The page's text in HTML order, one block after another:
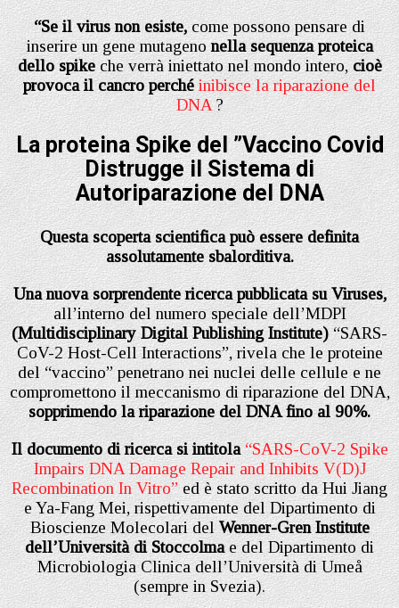
“Se il virus non esiste,come possono pensare di
inserire un gene mutagenonella sequenza proteica
dello spikeche verrà iniettato nel mondo intero,cioè
provoca il cancro perchéinibisce la riparazione del
DNA?
La proteina Spike del ”Vaccino Covid
Distrugge il Sistema di
Autoriparazione del DNA
Questa scoperta scientifica può essere definita
assolutamente sbalorditiva.
Una nuova sorprendente ricerca pubblicata su Viruses,
all’interno del numero speciale dell’MDPI
(Multidisciplinary Digital Publishing Institute)“SARS-
CoV-2 Host-Cell Interactions”, rivela che le proteine
del “vaccino” penetrano nei nuclei delle cellule e ne
compromettono il meccanismo di riparazione del DNA,
sopprimendo la riparazione del DNA fino al 90%.
Il documento di ricerca si intitola“SARS-CoV-2 Spike
Impairs DNA Damage Repair and Inhibits V(D)J
Recombination In Vitro”ed è stato scritto da Hui Jiang
e Ya-Fang Mei, rispettivamente del Dipartimento di
Bioscienze Molecolari delWenner-Gren Institute
dell’Università di Stoccolmae del Dipartimento di
Microbiologia Clinica dell’Università di Umeå
(sempre in Svezia).